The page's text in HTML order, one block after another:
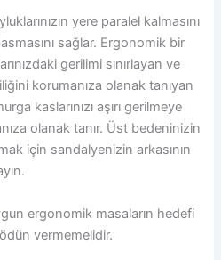
yere paralel kalmasını
sağlar. Ergonomik bir
gerilimi sınırlayan ve
korumanıza olanak tanıyan
kaslarınızı aşırı gerilmeye
olanak tanır. Üst bedeninizin
için sandalyenizin arkasının
ergonomik masaların hedefi
vermemelidir.